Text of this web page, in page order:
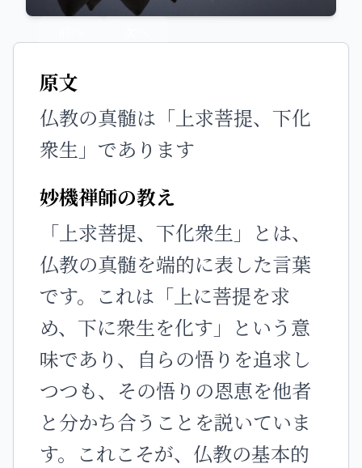
原文
仏教の真髄は「上求菩提、下化
衆生」であります
妙機禅師の教え
「上求菩提、下化衆生」とは、
仏教の真髄を端的に表した言葉
です。これは「上に菩提を求
め、下に衆生を化す」という意
味であり、自らの悟りを追求し
つつも、その悟りの恩恵を他者
と分かち合うことを説いていま
す。これこそが、仏教の基本的